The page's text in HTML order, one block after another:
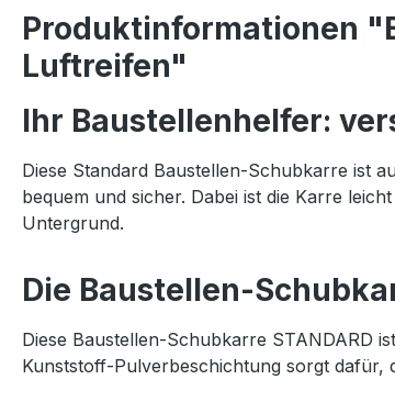
Produktinformationen
Luftreifen"
Ihr Baustellenhelfer:
Diese Standard Baustellen-Schubkarre ist
bequem und sicher. Dabei ist die Karre
Untergrund.
Die Baustellen-
Diese Baustellen-Schubkarre STANDARD
Kunststoff-Pulverbeschichtung sorgt dafür,